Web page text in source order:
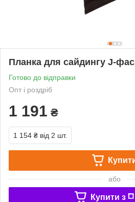
Планка для сайдингу J-
Готово до відправки
Опт і роздріб
1 191 ₴
1 154 ₴ від 2 шт.
або
Купити з